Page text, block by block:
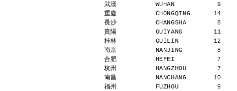
武漢          WUHAN           9
重慶          CHONGQING      14
長沙          CHANGSHA        8
貴陽          GUIYANG        11
桂林          GUILIN         12
南京          NANJING         8
合肥          HEFEI           7
杭州          HANGZHOU
南昌          NANCHANG
福州          FUZHOU          9